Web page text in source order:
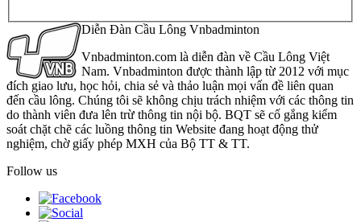
Diễn Đàn Cầu Lông Vnbadminton
Vnbadminton.com là diễn đàn về Cầu Lông Việt
Nam. Vnbadminton được thành lập từ 2012 với mục
đích giao lưu, học hỏi, chia sẻ và thảo luận mọi vấn đề liên quan
đến cầu lông. Chúng tôi sẽ không chịu trách nhiệm với các thông tin
do thành viên đưa lên trừ thông tin nội bộ. BQT sẽ cố gắng kiểm
soát chặt chẽ các luồng thông tin Website đang hoạt động thử
nghiệm, chờ giấy phép MXH của Bộ TT & TT.
Follow us